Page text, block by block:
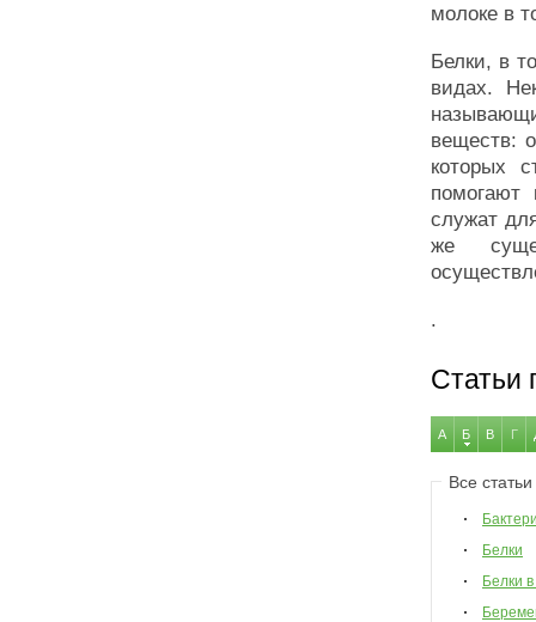
молоке в
Белки, в
видах.
веществ:
которых
помогают
служат
же
.
Статьи
А Б В Г
Все
Белки
Белки